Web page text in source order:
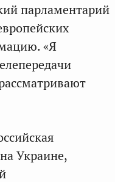
парламентарий
«Я
Украине,